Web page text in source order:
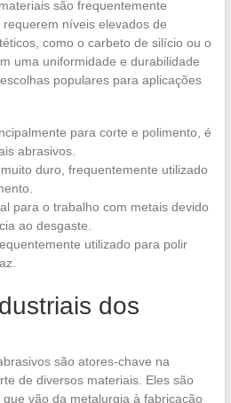
são frequentemente
níveis elevados de
como o carbeto de silício ou o
uma uniformidade e durabilidade
populares para aplicações
para corte e polimento, é
abrasivos.
duro, frequentemente utilizado
para o trabalho com metais devido
ao desgaste.
utilizado para polir
dos
são atores-chave na
de diversos materiais. Eles são
vão da metalurgia à fabricação